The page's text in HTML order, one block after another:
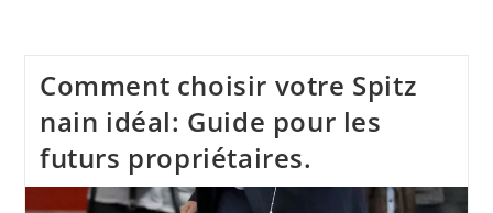
Comment choisir votre Spitz
nain idéal: Guide pour les
futurs propriétaires.